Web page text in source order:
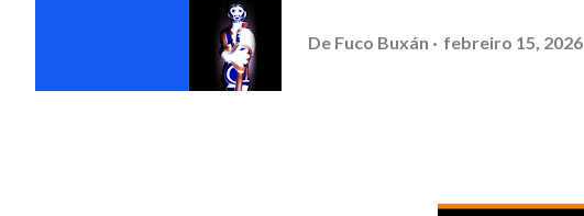
De Fuco Buxán febreiro 15, 2026